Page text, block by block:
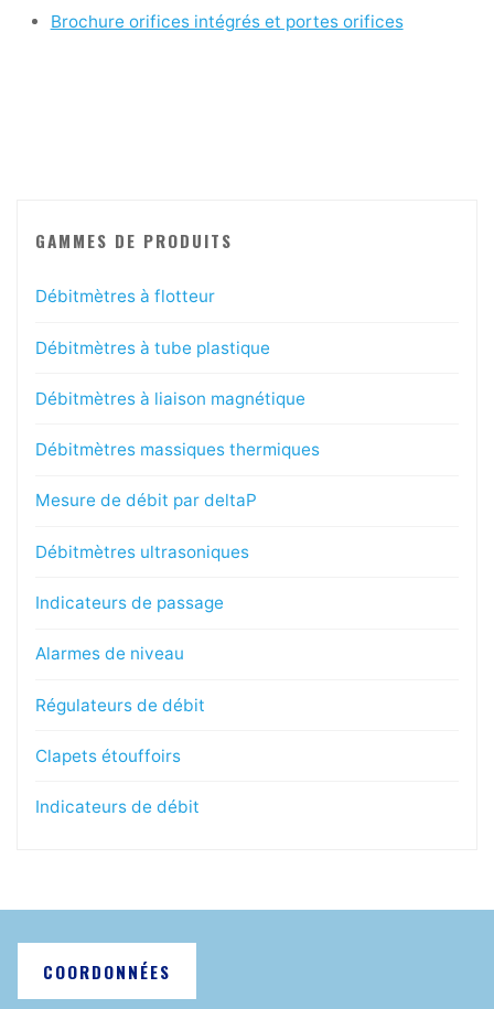
Brochure orifices intégrés et portes orifices
GAMMES DE PRODUITS
Débitmètres à flotteur
Débitmètres à tube plastique
Débitmètres à liaison magnétique
Débitmètres massiques thermiques
Mesure de débit par deltaP
Débitmètres ultrasoniques
Indicateurs de passage
Alarmes de niveau
Régulateurs de débit
Clapets étouffoirs
Indicateurs de débit
COORDONNÉES